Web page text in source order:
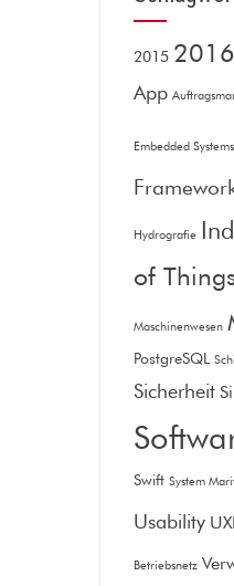
2015 2016
App
Embedded Systems
Hydrografie
of
Maschinenwesen
PostgreSQL
Sicherheit
Swift System
Usability
Betriebsnetz